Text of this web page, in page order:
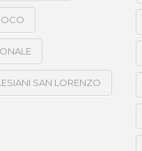
SAN LORENZO